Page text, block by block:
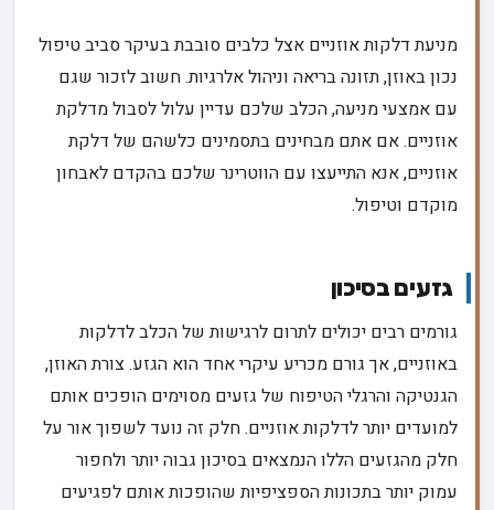
מניעת דלקות אוזניים אצל כלבים סובבת בעיקר סביב טיפול
נכון באוזן, תזונה בריאה וניהול אלרגיות. חשוב לזכור שגם
עם אמצעי מניעה, הכלב שלכם עדיין עלול לסבול מדלקת
אוזניים. אם אתם מבחינים בתסמינים כלשהם של דלקת
אוזניים, אנא התייעצו עם הווטרינר שלכם בהקדם לאבחון
מוקדם וטיפול.
גזעים בסיכון
גורמים רבים יכולים לתרום לרגישות של הכלב לדלקות
באוזניים, אך גורם מכריע עיקרי אחד הוא הגזע. צורת האוזן,
הגנטיקה והרגלי הטיפוח של גזעים מסוימים הופכים אותם
למועדים יותר לדלקות אוזניים. חלק זה נועד לשפוך אור על
חלק מהגזעים הללו הנמצאים בסיכון גבוה יותר ולחפור
עמוק יותר בתכונות הספציפיות שהופכות אותם לפגיעים